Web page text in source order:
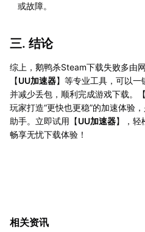
或故障。
三. 结论
综上，鹅鸭杀Steam下载失败多由
【UU加速器】等专业工具，可以
并减少丢包，顺利完成游戏下载。【
玩家打造“更快也更稳”的加速体验
助手。立即试用【UU加速器】，轻
畅享无忧下载体验！
相关资讯